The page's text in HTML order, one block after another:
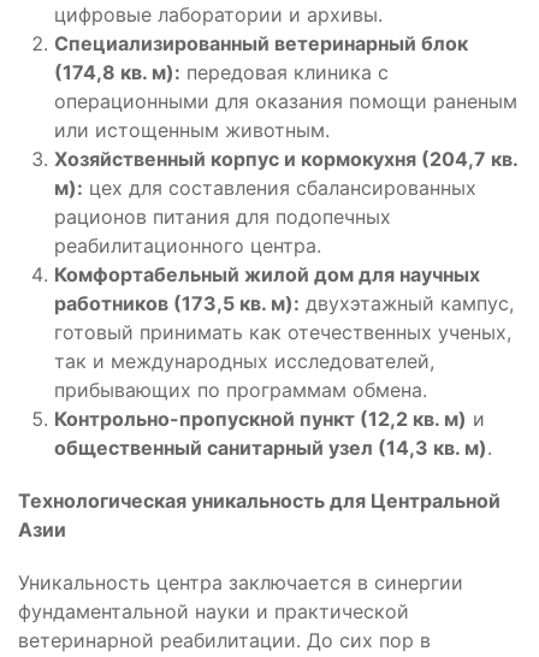
цифровые лаборатории и архивы.
Специализированный ветеринарный блок
(174,8 кв. м): передовая клиника с
операционными для оказания помощи раненым
или истощенным животным.
Хозяйственный корпус и кормокухня (204,7 кв.
м): цех для составления сбалансированных
рационов питания для подопечных
реабилитационного центра.
Комфортабельный жилой дом для научных
работников (173,5 кв. м): двухэтажный кампус,
готовый принимать как отечественных ученых,
так и международных исследователей,
прибывающих по программам обмена.
Контрольно-пропускной пункт (12,2 кв. м) и
общественный санитарный узел (14,3 кв. м).
Технологическая уникальность для Центральной
Азии
Уникальность центра заключается в синергии
фундаментальной науки и практической
ветеринарной реабилитации. До сих пор в